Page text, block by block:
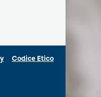
Codice Etico